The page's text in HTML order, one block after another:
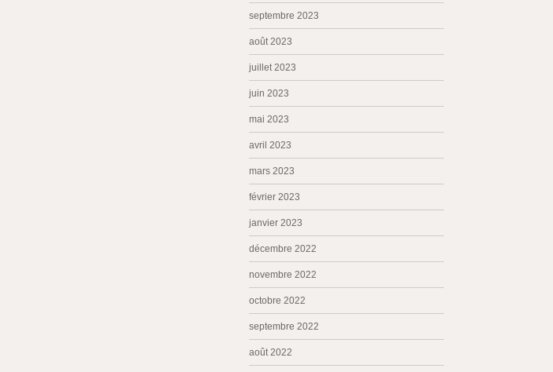
septembre 2023
août 2023
juillet 2023
juin 2023
mai 2023
avril 2023
mars 2023
février 2023
janvier 2023
décembre 2022
novembre 2022
octobre 2022
septembre 2022
août 2022